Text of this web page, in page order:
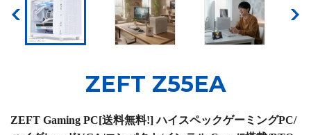
ZEFT Z55EA
ZEFT Gaming PC[送料無料!] ハイスペックゲーミングPC/